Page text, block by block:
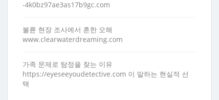
-4k0bz97ae3as17b9gc.com
불륜 현장 조사에서 흔한 오해
www.clearwaterdreaming.com
가족 문제로 탐정을 찾는 이유
https://eyeseeyoudetective.com 이 말하는 현실적 선
택